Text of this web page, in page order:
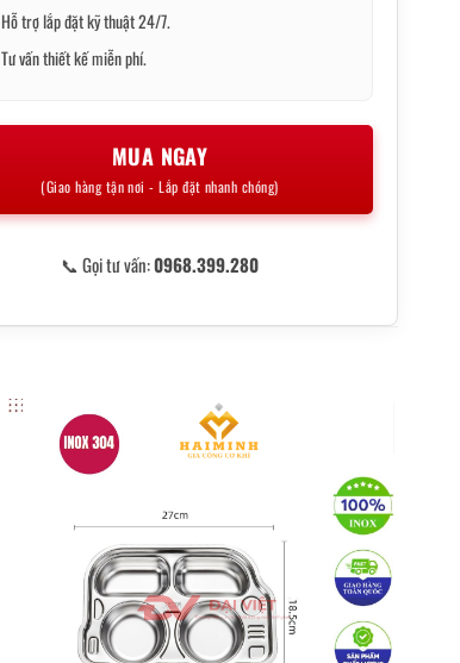
Hỗ trợ lắp đặt kỹ thuật 24/7.
Tư vấn thiết kế miễn phí.
MUA NGAY
(Giao hàng tận nơi - Lắp đặt nhanh chóng)
📞 Gọi tư vấn:0968.399.280